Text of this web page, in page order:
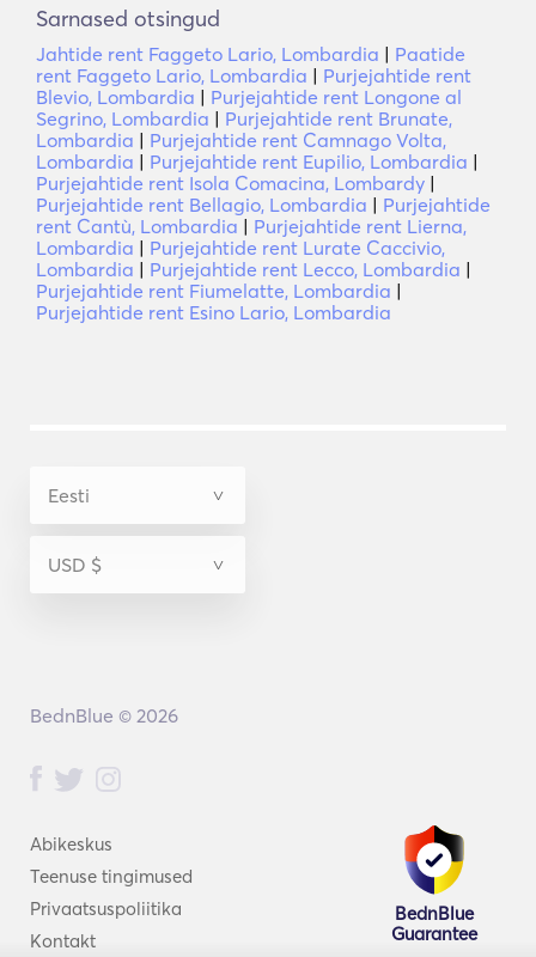
Sarnased otsingud
Jahtide rent Faggeto Lario, Lombardia | Paatide
rent Faggeto Lario, Lombardia | Purjejahtide rent
Blevio, Lombardia | Purjejahtide rent Longone al
Segrino, Lombardia | Purjejahtide rent Brunate,
Lombardia | Purjejahtide rent Camnago Volta,
Lombardia | Purjejahtide rent Eupilio, Lombardia |
Purjejahtide rent Isola Comacina, Lombardy |
Purjejahtide rent Bellagio, Lombardia | Purjejahtide
rent Cantù, Lombardia | Purjejahtide rent Lierna,
Lombardia | Purjejahtide rent Lurate Caccivio,
Lombardia | Purjejahtide rent Lecco, Lombardia |
Purjejahtide rent Fiumelatte, Lombardia |
Purjejahtide rent Esino Lario, Lombardia
Abikeskus
Teenuse tingimused
Privaatsuspoliitika
Kontakt
BednBlue
Guarantee
BednBlue © 2026